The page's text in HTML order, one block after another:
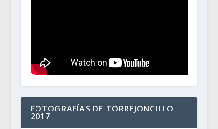
FOTOGRAFÍAS DE TORREJONCILLO
2017